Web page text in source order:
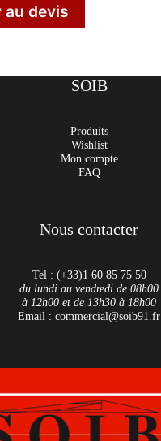
devis
SOIB
Produits
Wishlist
Mon compte
FAQ
Nous contacter
Tel : (+33)1 60 85 75 50
du lundi au vendredi de 08h00
à 12h00 et de 13h30 à 18h00
Email : commercial@soib91.fr